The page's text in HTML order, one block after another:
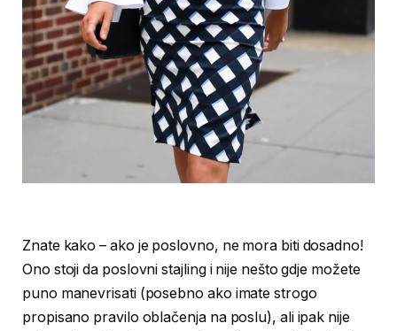
Znate kako – ako je poslovno, ne mora biti dosadno!
Ono stoji da poslovni stajling i nije nešto gdje možete
puno manevrisati (posebno ako imate strogo
propisano pravilo oblačenja na poslu), ali ipak nije